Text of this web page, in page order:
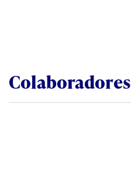
Colaboradores